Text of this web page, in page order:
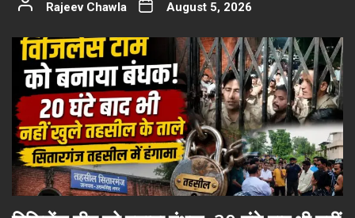
Rajeev Chawla August 5, 2026